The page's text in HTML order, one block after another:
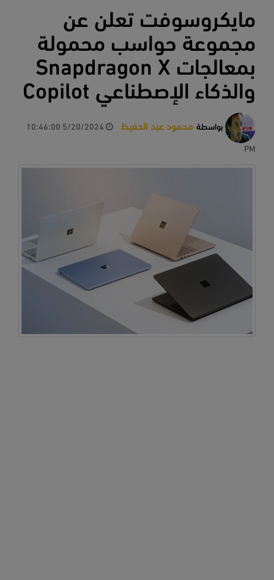
مايكروسوفت تعلن عن
مجموعة حواسب محمولة
بمعالجات Snapdragon X
والذكاء الإصطناعي Copilot
بواسطة محمود عبد الحفيظ
5/20/2024 10:46:00
PM